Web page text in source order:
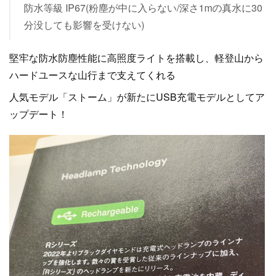
防水等級 IP67(粉塵が中に入らない/深さ1mの真水に30
分没しても影響を受けない)
堅牢な防水防塵性能に高照度ライトを搭載し、軽登山から
ハードユースな山行まで支えてくれる
人気モデル「ストーム」が新たにUSB充電モデルとしてア
ップデート！